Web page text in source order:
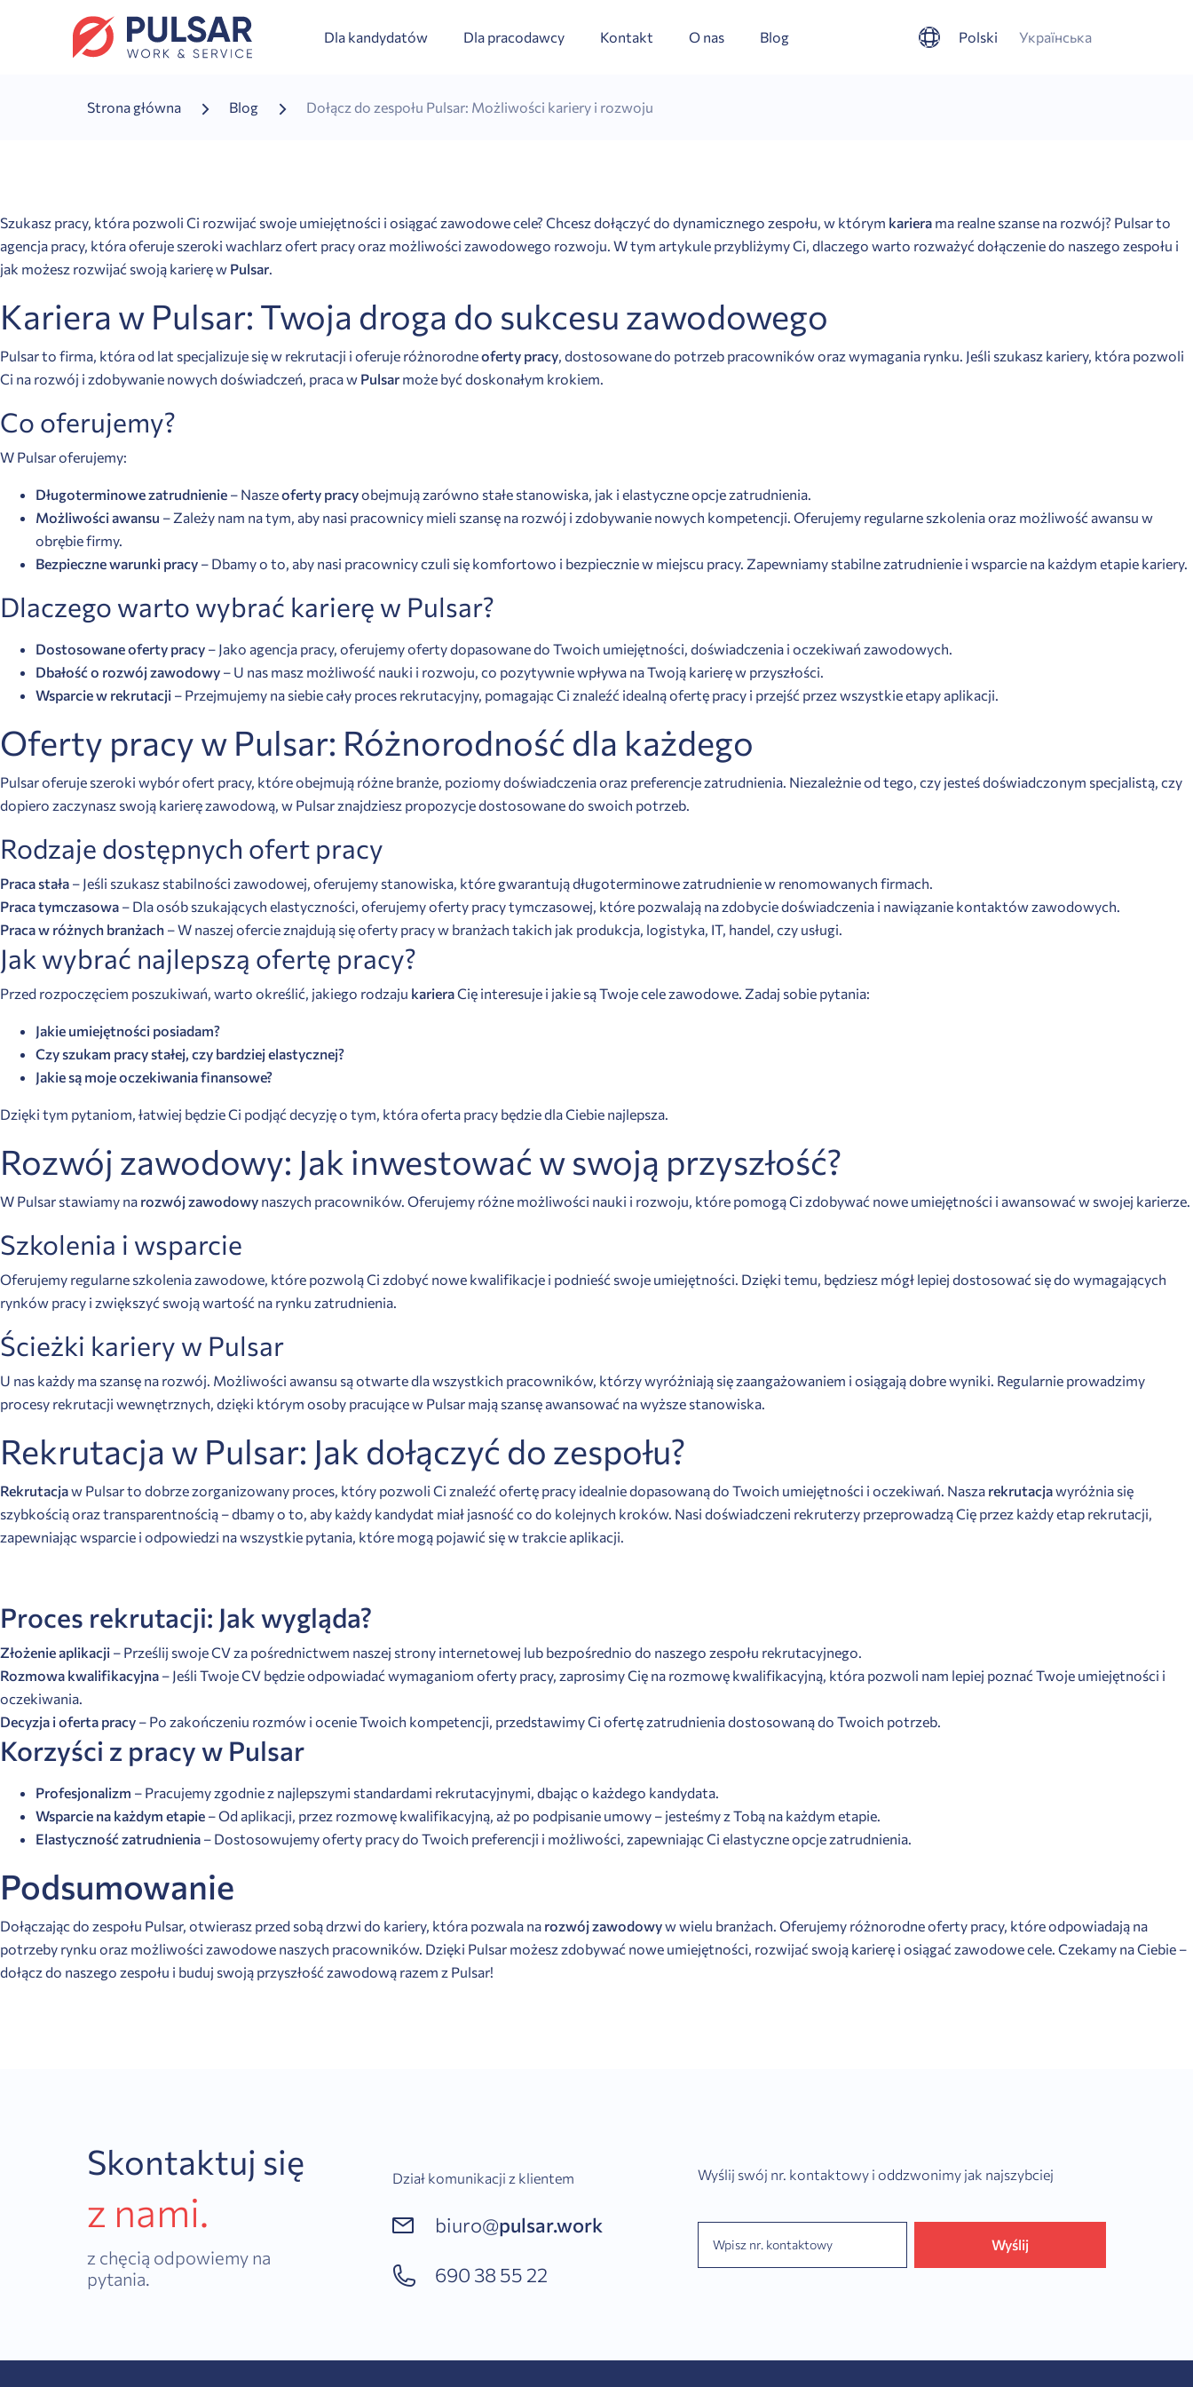
Dla kandydatów Dla pracodawcy Kontakt O nas Blog Polski Українська
Strona główna Blog Dołącz do zespołu Pulsar: Możliwości kariery i rozwoju
Szukasz pracy, która pozwoli Ci rozwijać swoje umiejętności i osiągać zawodowe cele? Chcesz dołączyć do dynamicznego zespołu, w którym kariera ma realne szanse na rozwój? Pulsar to
agencja pracy, która oferuje szeroki wachlarz ofert pracy oraz możliwości zawodowego rozwoju. W tym artykule przybliżymy Ci, dlaczego warto rozważyć dołączenie do naszego zespołu i
jak możesz rozwijać swoją karierę w Pulsar.
Kariera w Pulsar: Twoja droga do sukcesu zawodowego
Pulsar to firma, która od lat specjalizuje się w rekrutacji i oferuje różnorodneoferty pracy, dostosowane do potrzeb pracowników oraz wymagania rynku. Jeśli szukasz kariery, która pozwoli
Ci na rozwój i zdobywanie nowych doświadczeń, praca w Pulsar może być doskonałym krokiem.
Co oferujemy?
W Pulsar oferujemy:
Długoterminowe zatrudnienie – Naszeoferty pracyobejmują zarówno stałe stanowiska, jak i elastyczne opcje zatrudnienia.
Możliwości awansu – Zależy nam na tym, aby nasi pracownicy mieli szansę na rozwój i zdobywanie nowych kompetencji. Oferujemy regularne szkolenia oraz możliwość awansu w
obrębie firmy.
Bezpieczne warunki pracy – Dbamy o to, aby nasi pracownicy czuli się komfortowo i bezpiecznie w miejscu pracy. Zapewniamy stabilne zatrudnienie i wsparcie na każdym etapie kariery.
Dlaczego warto wybrać karierę w Pulsar?
Dostosowane oferty pracy – Jako agencja pracy, oferujemy oferty dopasowane do Twoich umiejętności, doświadczenia i oczekiwań zawodowych.
Dbałość o rozwój zawodowy – U nas masz możliwość nauki i rozwoju, co pozytywnie wpływa na Twoją karierę w przyszłości.
Wsparcie w rekrutacji – Przejmujemy na siebie cały proces rekrutacyjny, pomagając Ci znaleźć idealną ofertę pracy i przejść przez wszystkie etapy aplikacji.
Oferty pracy w Pulsar: Różnorodność dla każdego
Pulsar oferuje szeroki wybór ofert pracy, które obejmują różne branże, poziomy doświadczenia oraz preferencje zatrudnienia. Niezależnie od tego, czy jesteś doświadczonym specjalistą, czy
dopiero zaczynasz swoją karierę zawodową, w Pulsar znajdziesz propozycje dostosowane do swoich potrzeb.
Rodzaje dostępnych ofert pracy
Praca stała – Jeśli szukasz stabilności zawodowej, oferujemy stanowiska, które gwarantują długoterminowe zatrudnienie w renomowanych firmach.
Praca tymczasowa – Dla osób szukających elastyczności, oferujemy oferty pracy tymczasowej, które pozwalają na zdobycie doświadczenia i nawiązanie kontaktów zawodowych.
Praca w różnych branżach – W naszej ofercie znajdują się oferty pracy w branżach takich jak produkcja, logistyka, IT, handel, czy usługi.
Jak wybrać najlepszą ofertę pracy?
Przed rozpoczęciem poszukiwań, warto określić, jakiego rodzaju karieraCię interesuje i jakie są Twoje cele zawodowe. Zadaj sobie pytania:
Jakie umiejętności posiadam?
Czy szukam pracy stałej, czy bardziej elastycznej?
Jakie są moje oczekiwania finansowe?
Dzięki tym pytaniom, łatwiej będzie Ci podjąć decyzję o tym, która oferta pracy będzie dla Ciebie najlepsza.
Rozwój zawodowy: Jak inwestować w swoją przyszłość?
W Pulsar stawiamy na rozwój zawodowy naszych pracowników. Oferujemy różne możliwości nauki i rozwoju, które pomogą Ci zdobywać nowe umiejętności i awansować w swojej karierze.
Szkolenia i wsparcie
Oferujemy regularne szkolenia zawodowe, które pozwolą Ci zdobyć nowe kwalifikacje i podnieść swoje umiejętności. Dzięki temu, będziesz mógł lepiej dostosować się do wymagających
rynków pracy i zwiększyć swoją wartość na rynku zatrudnienia.
Ścieżki kariery w Pulsar
U nas każdy ma szansę na rozwój. Możliwości awansu są otwarte dla wszystkich pracowników, którzy wyróżniają się zaangażowaniem i osiągają dobre wyniki. Regularnie prowadzimy
procesy rekrutacji wewnętrznych, dzięki którym osoby pracujące w Pulsar mają szansę awansować na wyższe stanowiska.
Rekrutacja w Pulsar: Jak dołączyć do zespołu?
Rekrutacjaw Pulsar to dobrze zorganizowany proces, który pozwoli Ci znaleźć ofertę pracy idealnie dopasowaną do Twoich umiejętności i oczekiwań. Nasza rekrutacjawyróżnia się
szybkością oraz transparentnością – dbamy o to, aby każdy kandydat miał jasność co do kolejnych kroków. Nasi doświadczeni rekruterzy przeprowadzą Cię przez każdy etap rekrutacji,
zapewniając wsparcie i odpowiedzi na wszystkie pytania, które mogą pojawić się w trakcie aplikacji.
Proces rekrutacji: Jak wygląda?
Złożenie aplikacji – Prześlij swoje CV za pośrednictwem naszej strony internetowej lub bezpośrednio do naszego zespołu rekrutacyjnego.
Rozmowa kwalifikacyjna – Jeśli Twoje CV będzie odpowiadać wymaganiom oferty pracy, zaprosimy Cię na rozmowę kwalifikacyjną, która pozwoli nam lepiej poznać Twoje umiejętności i
oczekiwania.
Decyzja i oferta pracy – Po zakończeniu rozmów i ocenie Twoich kompetencji, przedstawimy Ci ofertę zatrudnienia dostosowaną do Twoich potrzeb.
Korzyści z pracy w Pulsar
Profesjonalizm – Pracujemy zgodnie z najlepszymi standardami rekrutacyjnymi, dbając o każdego kandydata.
Wsparcie na każdym etapie – Od aplikacji, przez rozmowę kwalifikacyjną, aż po podpisanie umowy – jesteśmy z Tobą na każdym etapie.
Elastyczność zatrudnienia – Dostosowujemy oferty pracy do Twoich preferencji i możliwości, zapewniając Ci elastyczne opcje zatrudnienia.
Podsumowanie
Dołączając do zespołu Pulsar, otwierasz przed sobą drzwi do kariery, która pozwala na rozwój zawodowyw wielu branżach. Oferujemy różnorodne oferty pracy, które odpowiadają na
potrzeby rynku oraz możliwości zawodowe naszych pracowników. Dzięki Pulsar możesz zdobywać nowe umiejętności, rozwijać swoją karierę i osiągać zawodowe cele. Czekamy na Ciebie –
dołącz do naszego zespołu i buduj swoją przyszłość zawodową razem z Pulsar!
Skontaktuj się
z nami.
z chęcią odpowiemy na
pytania.
Dział komunikacji z klientem
biuro@pulsar.work
690 38 55 22
Wyślij swój nr. kontaktowy i oddzwonimy jak najszybciej
Wyślij